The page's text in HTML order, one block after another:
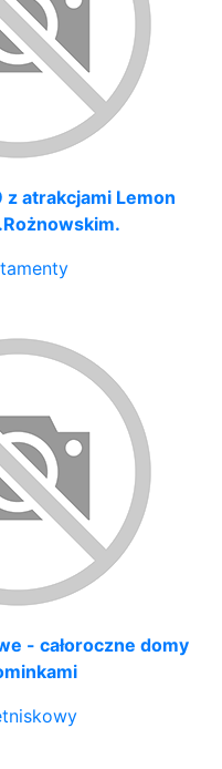
z atrakcjami Lemon
- całoroczne domy